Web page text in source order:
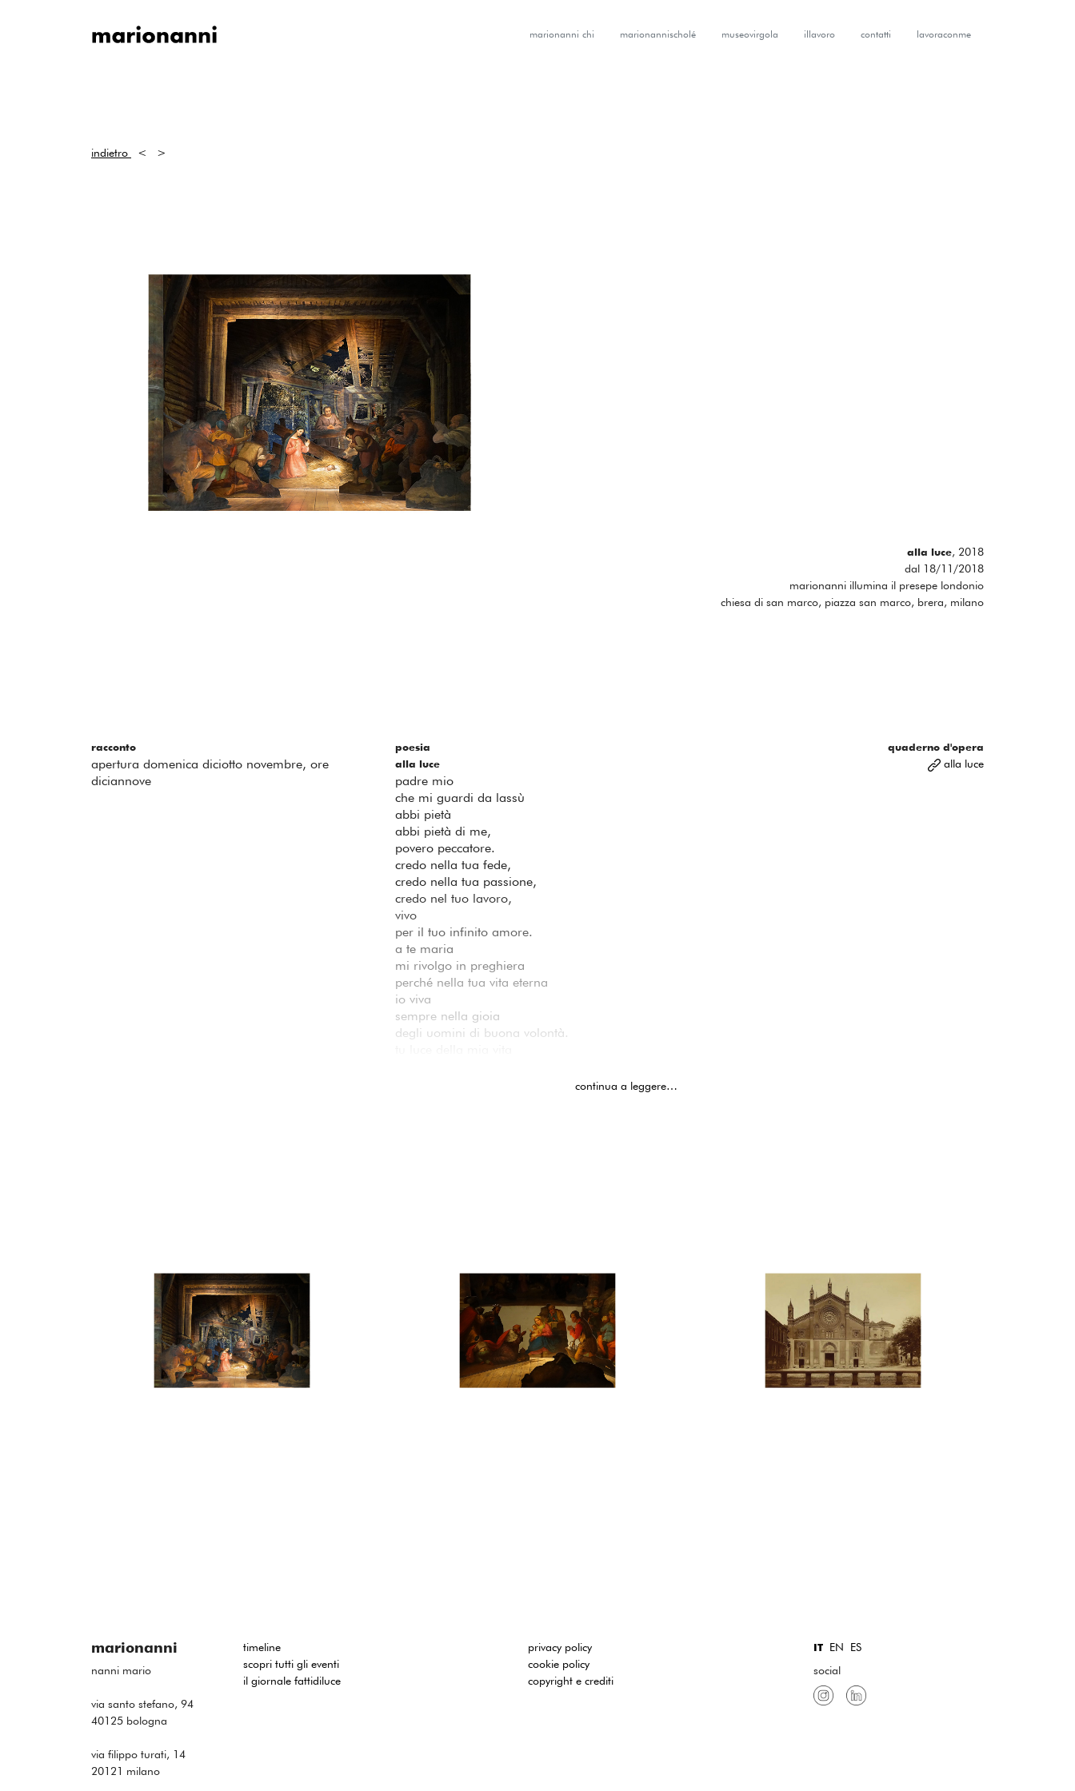
marionanni chi marionannischolé museovirgola illavoro contatti lavoraconme
indietro < >
alla luce, 2018
dal 18/11/2018
marionanni illumina il presepe londonio
chiesa di san marco, piazza san marco, brera, milano
racconto
apertura domenica diciotto novembre, ore
diciannove
poesia
alla luce
padre mio
che mi guardi da lassù
abbi pietà
abbi pietà di me,
povero peccatore.
credo nella tua fede,
credo nella tua passione,
credo nel tuo lavoro,
vivo
per il tuo infinito amore.
a te maria
mi rivolgo in preghiera
perché nella tua vita eterna
io viva
sempre nella gioia
degli uomini di buona volontà.
continua a leggere…
quaderno d'opera
alla luce
marionanni
nanni mario
via santo stefano, 94
40125 bologna
via filippo turati, 14
20121 milano
timeline
scopri tutti gli eventi
il giornale fattidiluce
privacy policy
cookie policy
copyright e crediti
IT EN
ES
social